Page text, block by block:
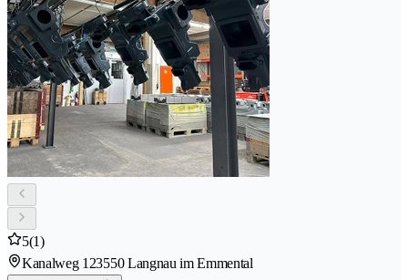
5(1)
Kanalweg 123550 Langnau im Emmental